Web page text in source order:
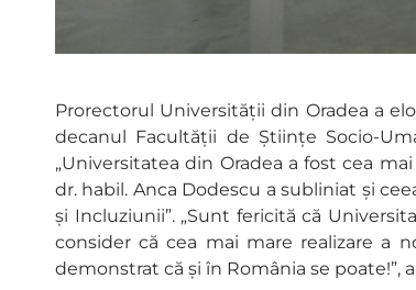
Prorectorul Universității din Oradea a
decanul Facultății de Științe Socio-
„Universitatea din Oradea a fost cea
dr. habil. Anca Dodescu a subliniat și
și Incluziunii”. „Sunt fericită că
consider că cea mai mare realizare a
demonstrat că și în România se poate!”,